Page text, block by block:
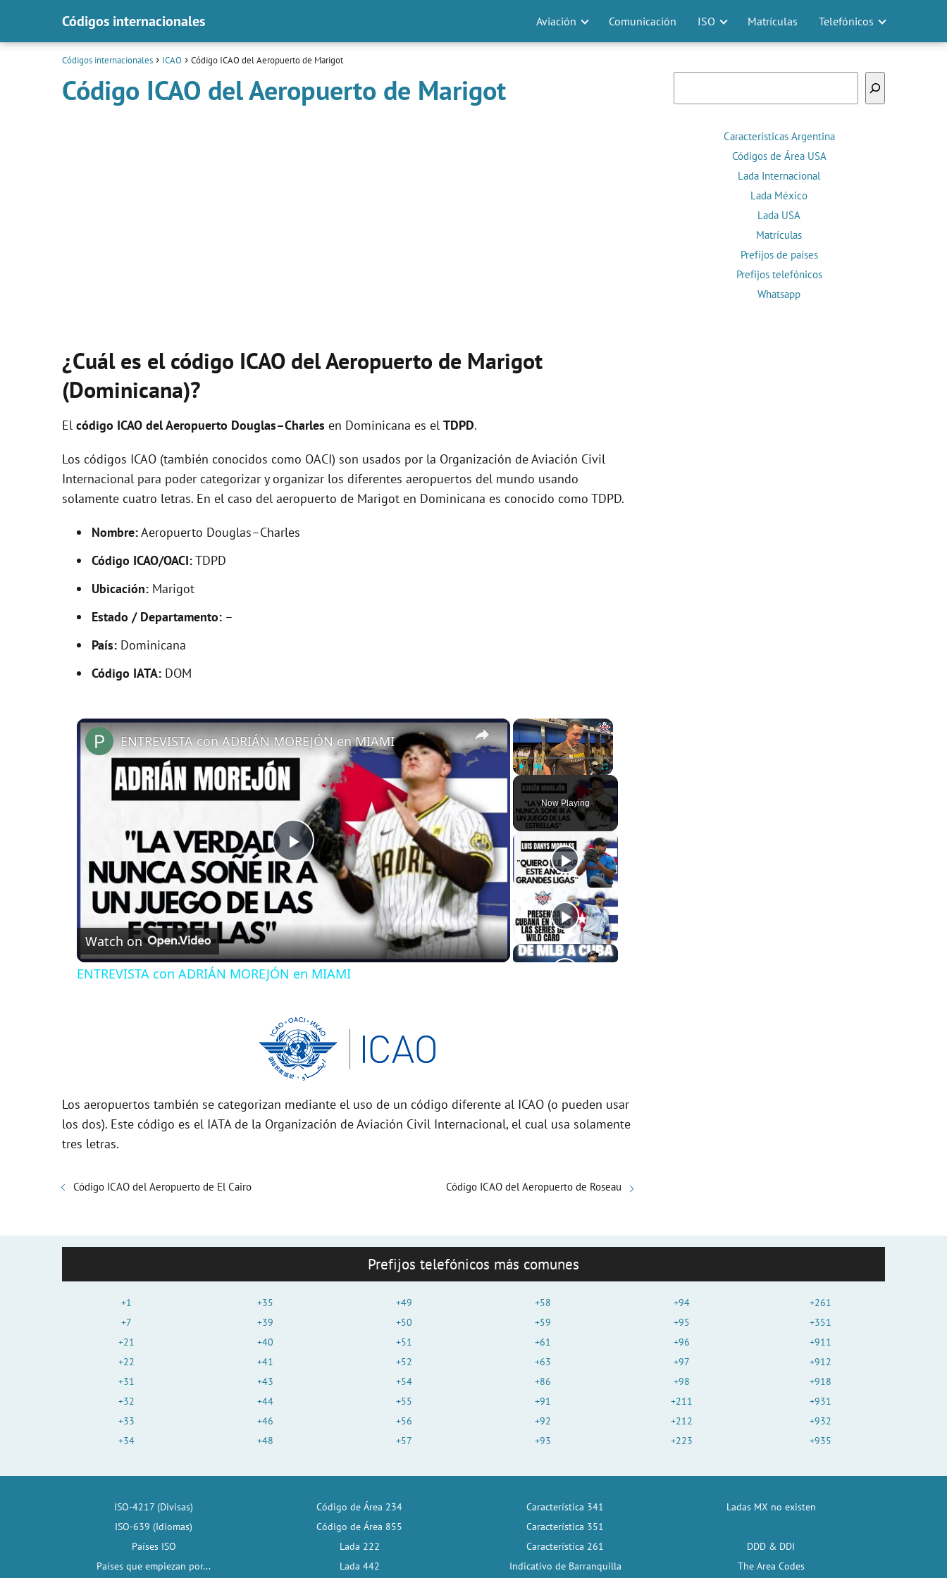
Códigos internacionales Aviación Comunicación ISO Matrículas Telefónicos
Códigos internacionales ICAO Código ICAO del Aeropuerto de Marigot
Código ICAO del Aeropuerto de Marigot
¿Cuál es el código ICAO del Aeropuerto de Marigot
(Dominicana)?
El código ICAO delAeropuerto Douglas–Charles en Dominicana es el TDPD.
Los códigos ICAO (también conocidos como OACI) son usados por la Organización de Aviación Civil
Internacional para poder categorizar y organizar los diferentes aeropuertos del mundo usando
solamente cuatro letras. En el caso del aeropuerto de Marigot en Dominicana es conocido como TDPD.
Nombre:Aeropuerto Douglas–Charles
Código ICAO/OACI:TDPD
Ubicación: Marigot
Estado / Departamento: –
País: Dominicana
Código IATA: DOM
×
Fullscreen
Now Playing
×
P
l
a
V
i
d
ENTREVISTA con ADRIÁN MOREJÓN en MIAMI
Watch on
ENTREVISTA con ADRIÁN MOREJÓN en MIAMI
Los aeropuertos también se categorizan mediante el uso de un código diferente al ICAO (o pueden usar
los dos). Este código es el IATA de la Organización de Aviación Civil Internacional, el cual usa solamente
tres letras.
Código ICAO del Aeropuerto de El Cairo Código ICAO del Aeropuerto de Roseau
Características Argentina
Códigos de Área USA
Lada Internacional
Lada México
Lada USA
Matrículas
Prefijos de países
Prefijos telefónicos
Whatsapp
Prefijos telefónicos más comunes
+1
+7
+21
+22
+31
+32
+33
+34
+35
+39
+40
+41
+43
+44
+46
+48
+49
+50
+51
+52
+54
+55
+56
+57
+58
+59
+61
+63
+86
+91
+92
+93
+94
+95
+96
+97
+98
+211
+212
+223
+261
+351
+911
+912
+918
+931
+932
+935
ISO-4217 (Divisas)
ISO-639 (Idiomas)
Países ISO
Países que empiezan por...
Código de Área 234
Código de Área 855
Lada 222
Lada 442
Característica 341
Característica 351
Característica 261
Indicativo de Barranquilla
Ladas MX no existen
DDD & DDI
The Area Codes